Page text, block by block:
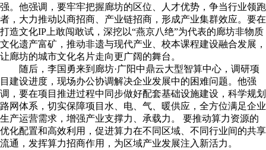
强。他强调，要牢牢把握廊坊的区位、人才优势，争当行业领跑
者，大力推动以商招商、产业链招商，形成产业集群效应。要在
打造文化IP上敢闯敢试，深挖以“燕京八绝”为代表的廊坊非物质
文化遗产富矿，推动非遗与现代产业、校本课程建设融合发展，
让廊坊的城市文化名片走向更广阔的舞台。
随后，李国勇来到廊坊·广阳中鼎云大型智算中心，调研项
目建设进度，现场办公协调解决企业发展中的困难问题。他强
调，要在项目推进过程中同步做好配套基础设施建设，科学规划
路网体系，切实保障项目水、电、气、暖供应，全方位满足企业
生产运营需求，增强产业支撑力、承载力。 要推动算力资源的
优化配置和高效利用，促进算力在不同区域、不同行业间的共享
流通，发挥算力招商作用，为区域产业发展注入新活力。